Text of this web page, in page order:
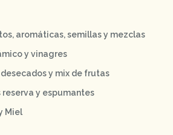
aromáticas, semillas y mezclas
y vinagres
y mix de frutas
reserva y espumantes
Miel